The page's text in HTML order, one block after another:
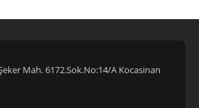
Mah. 6172.Sok.No:14/A Kocasinan